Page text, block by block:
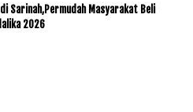
Sarinah,Permudah Masyarakat Beli
2026